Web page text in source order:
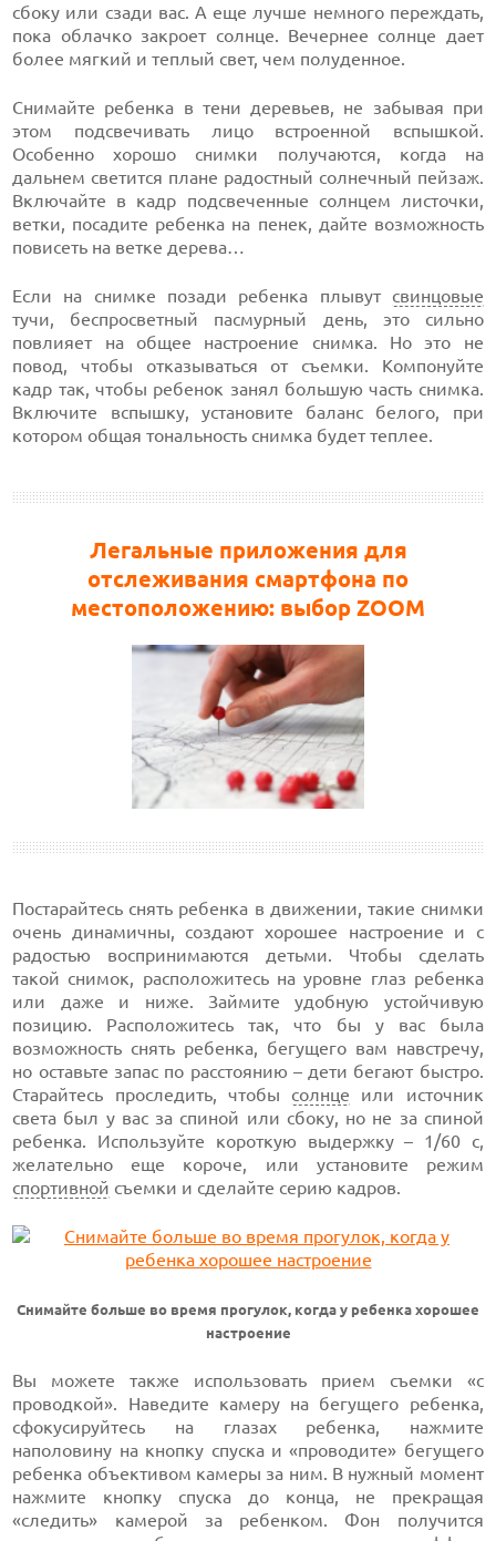
сбоку или сзади вас. А еще лучше немного переждать,
пока облачко закроет солнце. Вечернее солнце дает
более мягкий и теплый свет, чем полуденное.
Снимайте ребенка в тени деревьев, не забывая при
этом подсвечивать лицо встроенной вспышкой.
Особенно хорошо снимки получаются, когда на
дальнем светится плане радостный солнечный пейзаж.
Включайте в кадр подсвеченные солнцем листочки,
ветки, посадите ребенка на пенек, дайте возможность
повисеть на ветке дерева…
Если на снимке позади ребенка плывут свинцовые
тучи, беспросветный пасмурный день, это сильно
повлияет на общее настроение снимка. Но это не
повод, чтобы отказываться от съемки. Компонуйте
кадр так, чтобы ребенок занял большую часть снимка.
Включите вспышку, установите баланс белого, при
котором общая тональность снимка будет теплее.
Легальные приложения для
отслеживания смартфона по
местоположению: выбор ZOOM
Постарайтесь снять ребенка в движении, такие снимки
очень динамичны, создают хорошее настроение и с
радостью воспринимаются детьми. Чтобы сделать
такой снимок, расположитесь на уровне глаз ребенка
или даже и ниже. Займите удобную устойчивую
позицию. Расположитесь так, что бы у вас была
возможность снять ребенка, бегущего вам навстречу,
но оставьте запас по расстоянию – дети бегают быстро.
Старайтесь проследить, чтобы солнце или источник
света был у вас за спиной или сбоку, но не за спиной
ребенка. Используйте короткую выдержку – 1/60 с,
желательно еще короче, или установите режим
спортивной съемки и сделайте серию кадров.
Снимайте больше во время прогулок, когда у ребенка хорошее
настроение
Вы можете также использовать прием съемки «с
проводкой». Наведите камеру на бегущего ребенка,
сфокусируйтесь на глазах ребенка, нажмите
наполовину на кнопку спуска и «проводите» бегущего
ребенка объективом камеры за ним. В нужный момент
нажмите кнопку спуска до конца, не прекращая
«следить» камерой за ребенком. Фон получится